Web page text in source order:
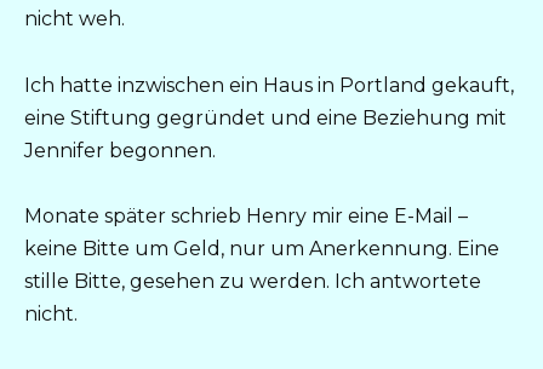
nicht weh.
Ich hatte inzwischen ein Haus in Portland gekauft,
eine Stiftung gegründet und eine Beziehung mit
Jennifer begonnen.
Monate später schrieb Henry mir eine E-Mail –
keine Bitte um Geld, nur um Anerkennung. Eine
stille Bitte, gesehen zu werden. Ich antwortete
nicht.